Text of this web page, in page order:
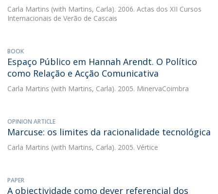
Carla Martins (with Martins, Carla). 2006. Actas dos XII Cursos
Internacionais de Verão de Cascais
BOOK
Espaço Público em Hannah Arendt. O Político
como Relação e Acção Comunicativa
Carla Martins (with Martins, Carla). 2005. MinervaCoimbra
OPINION ARTICLE
Marcuse: os limites da racionalidade tecnológica
Carla Martins (with Martins, Carla). 2005. Vértice
PAPER
A objectividade como dever referencial dos